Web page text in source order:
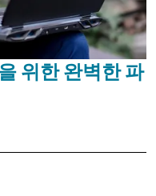
위한 완벽한 파